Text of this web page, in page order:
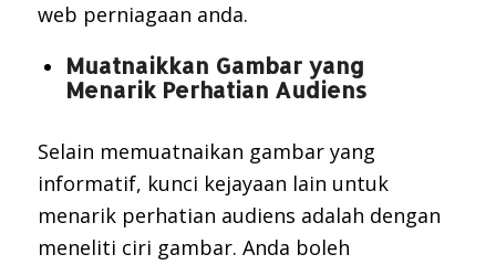
web perniagaan anda.
Muatnaikkan Gambar yang
Menarik Perhatian Audiens
Selain memuatnaikan gambar yang
informatif, kunci kejayaan lain untuk
menarik perhatian audiens adalah dengan
meneliti ciri gambar. Anda boleh